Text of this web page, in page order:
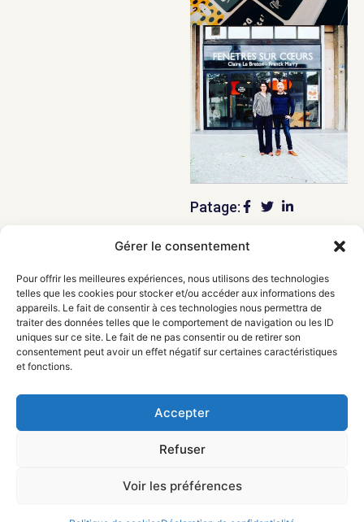
Gérer le consentement
Pour offrir les meilleures expériences, nous utilisons des technologies
telles que les cookies pour stocker et/ou accéder aux informations des
appareils. Le fait de consentir à ces technologies nous permettra de
traiter des données telles que le comportement de navigation ou les ID
uniques sur ce site. Le fait de ne pas consentir ou de retirer son
consentement peut avoir un effet négatif sur certaines caractéristiques
et fonctions.
Accepter
Refuser
Voir les préférences
Patage:
Précedent
LOVE IS CONCRETE
Suivant
UNE HISTOIRE DE CARACTÈRES